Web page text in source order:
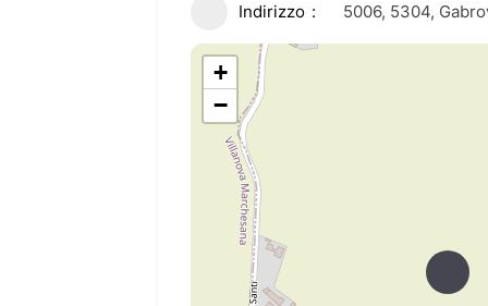
Indirizzo 5006, 5304,
+
−